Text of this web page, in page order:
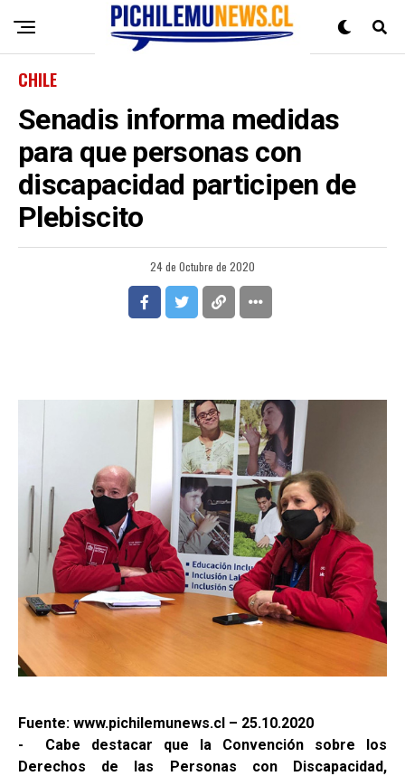
CHILE
Senadis informa medidas
para que personas con
discapacidad participen de
Plebiscito
24 de Octubre de 2020
Fuente: www.pichilemunews.cl – 25.10.2020
- Cabe destacar que la Convención sobre los
Derechos de las Personas con Discapacidad,